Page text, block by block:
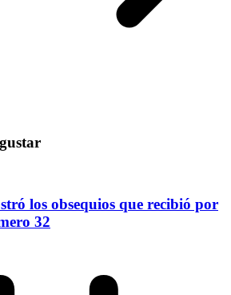
los obsequios que recibió por
32